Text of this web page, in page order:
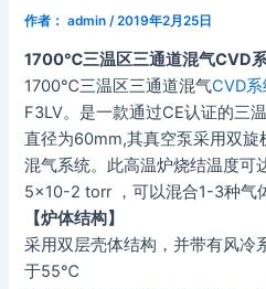
作者： admin /2019年2月25日
1700℃三温区三通道混气CVD
1700℃三温区三通道混气CVD
F3LV。是一款通过CE认证的三
直径为60mm,其真空泵采用双
混气系统。此高温炉烧结温度
5×10-2 torr ，可以混合1-3种气
【炉体结构】
采用双层壳体结构，并带有风冷
于55℃